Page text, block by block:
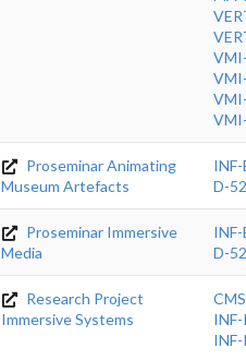
Proseminar Animating
Museum Artefacts
D-
Proseminar Immersive
Media
D-
Research Project
Immersive Systems